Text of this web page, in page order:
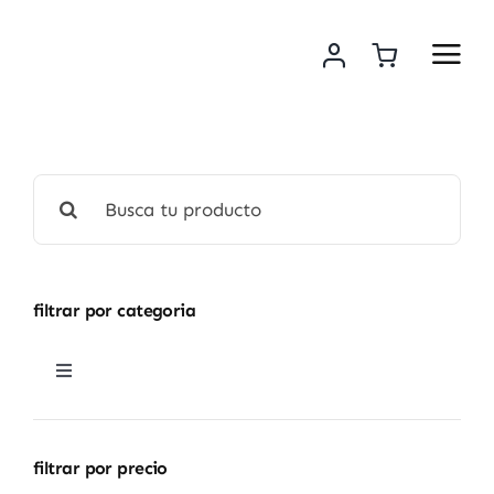
filtrar por categoria
Toggle
filtrar por precio